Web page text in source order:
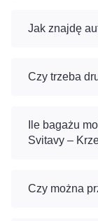
Jak znajdę
Czy trzeba
Ile bagażu
Svitavy –
Czy można